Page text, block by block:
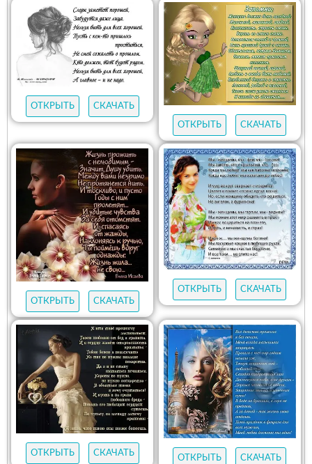
ОТКРЫТЬ СКАЧАТЬ
ОТКРЫТЬ СКАЧАТЬ
ОТКРЫТЬ СКАЧАТЬ
ОТКРЫТЬ СКАЧАТЬ
ОТКРЫТЬ СКАЧАТЬ
ОТКРЫТЬ СКАЧАТЬ